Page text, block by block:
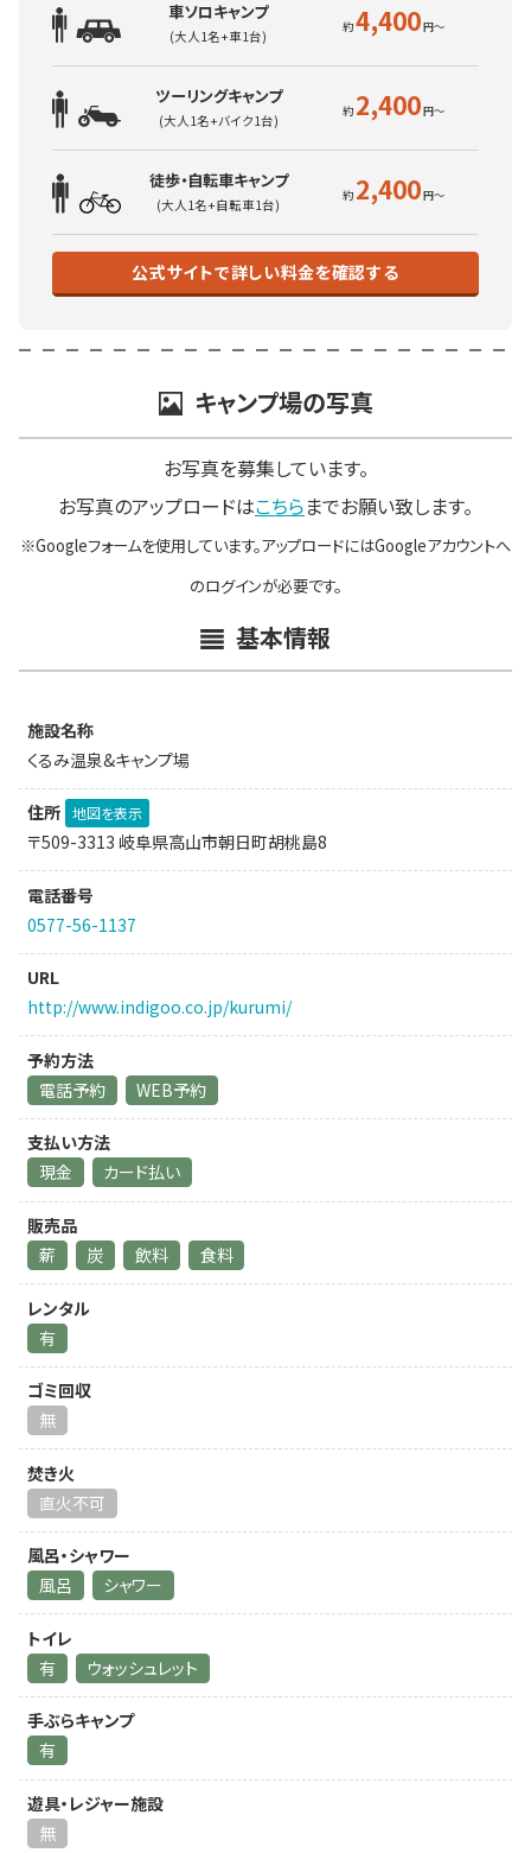
車ソロキャンプ
(大人1名+車1台) 4,400
ツーリングキャンプ
(大人1名+バイク1台) 2,400
徒歩・自転車キャンプ
(大人1名+自転車1台) 2,400
公式サイトで詳しい料金を確認する
キャンプ場の写真
お写真を募集しています。
お写真のアップロードはこちらまでお願い致します。
※Googleフォームを使用しています。アップロードにはGoogleアカウントへ
のログインが必要です。
基本情報
施設名称
くるみ温泉&キャンプ場
住所 地図を表示
〒509-3313 岐阜県高山市朝日町胡桃島8
電話番号
0577-56-1137
URL
http://www.indigoo.co.jp/kurumi/
予約方法
電話予約
WEB予約
支払い方法
現金
カード払い
販売品
薪
炭 飲料 食料
レンタル
有
ゴミ回収
無
焚き火
直火不可
風呂・シャワー
風呂
シャワー
トイレ
有
ウォッシュレット
手ぶらキャンプ
有
遊具・レジャー施設
無